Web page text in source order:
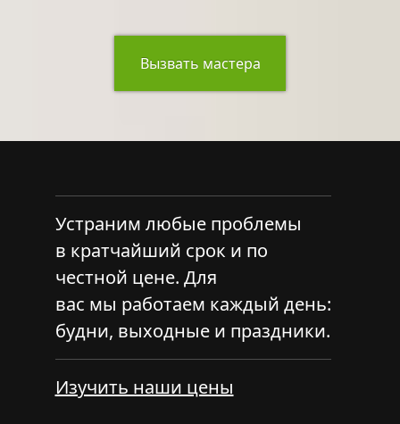
Вызвать мастера
Устраним любые проблемы
в кратчайший срок и по
честной цене. Для
вас мы работаем каждый день:
будни, выходные и праздники.
Изучить наши цены